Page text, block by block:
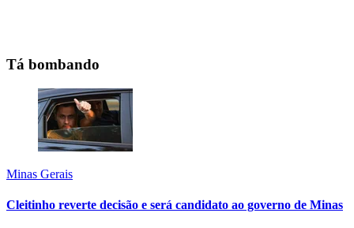
Tá bombando
Minas Gerais
Cleitinho reverte decisão e será candidato ao governo de Minas